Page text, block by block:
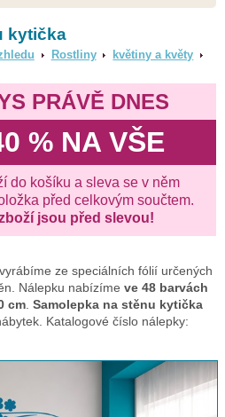
kytička
Rostliny
květiny a květy
PRÁVĚ DNES
% NA VŠE
do košíku a sleva se v něm
před celkovým součtem.
jsou před slevou!
vyrábíme ze speciálních fólií určených
Nálepku nabízíme ve 48 barvách
cm Samolepka na stěnu kytička
Katalogové číslo nálepky: